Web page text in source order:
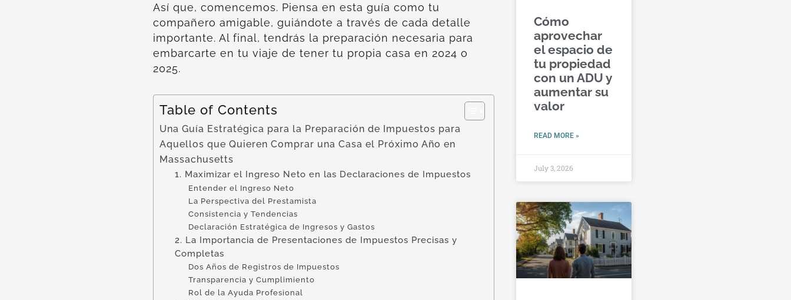
Así que, comencemos. Piensa en esta guía como tu
compañero amigable, guiándote a través de cada detalle
importante. Al final, tendrás la preparación necesaria para
embarcarte en tu viaje de tener tu propia casa en 2024 o
2025.
Table of Contents
Una Guía Estratégica para la Preparación de Impuestos para
Aquellos que Quieren Comprar una Casa el Próximo Año en
Massachusetts
1. Maximizar el Ingreso Neto en las Declaraciones de Impuestos
Entender el Ingreso Neto
La Perspectiva del Prestamista
Consistencia y Tendencias
Declaración Estratégica de Ingresos y Gastos
2. La Importancia de Presentaciones de Impuestos Precisas y
Completas
Dos Años de Registros de Impuestos
Transparencia y Cumplimiento
Rol de la Ayuda Profesional
Cómo
aprovechar
el espacio de
tu propiedad
con un ADU y
aumentar su
valor
READ MORE »
July 3, 2026